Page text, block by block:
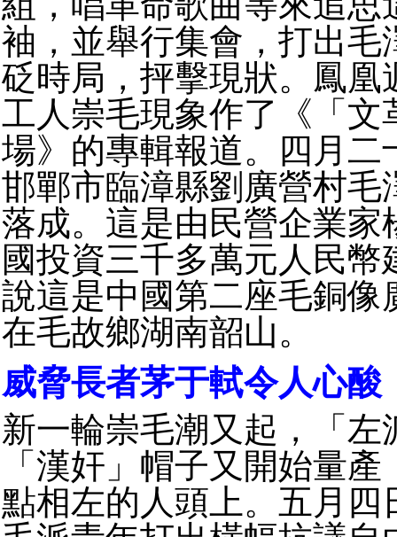
袖，並舉行集會，打出毛
砭時局，抨擊現狀。鳳凰
工人崇毛現象作了《「文
場》的專輯報道。四月二
邯鄲市臨漳縣劉廣營村毛
落成。這是由民營企業家
國投資三千多萬元人民幣
說這是中國第二座毛銅像
在毛故鄉湖南韶山。
威脅長者茅于軾令人心酸
新一輪崇毛潮又起，「左
「漢奸」帽子又開始量
點相左的人頭上。五月四